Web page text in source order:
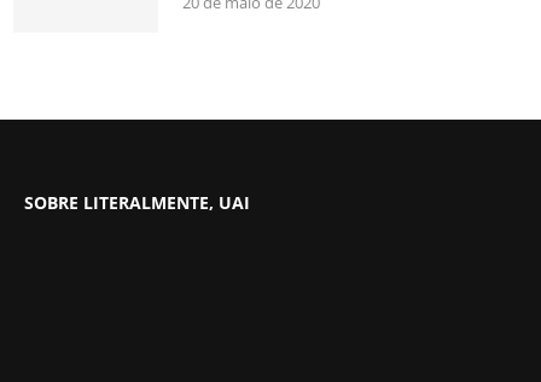
SOBRE LITERALMENTE, UAI